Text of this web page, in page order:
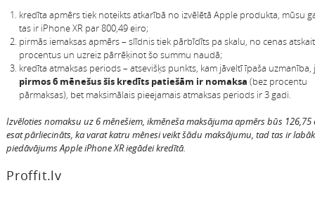
kredīta apmērs tiek noteikts atkarībā no izvēlētā Apple produkta, mūsu
tas ir iPhone XR par 800,49 eiro;
pirmās iemaksas apmērs – slīdnis tiek pārbīdīts pa skalu, no cenas
procentus un uzreiz pārrēķinot šo summu naudā;
kredīta atmaksas periods – atsevišķs punkts, kam jāveltī īpaša uzmanība,
pirmos 6 mēnešus šis kredīts patiešām ir nomaksa (bez procentu
pārmaksas), bet maksimālais pieejamais atmaksas periods ir 3 gadi.
Izvēloties nomaksu uz 6 mēnešiem, ikmēneša maksājuma apmērs būs 126,75
esat pārliecināts, ka varat katru mēnesi veikt šādu maksājumu, tad tas ir
piedāvājums Apple iPhone XR iegādei kredītā.
Proffit.lv